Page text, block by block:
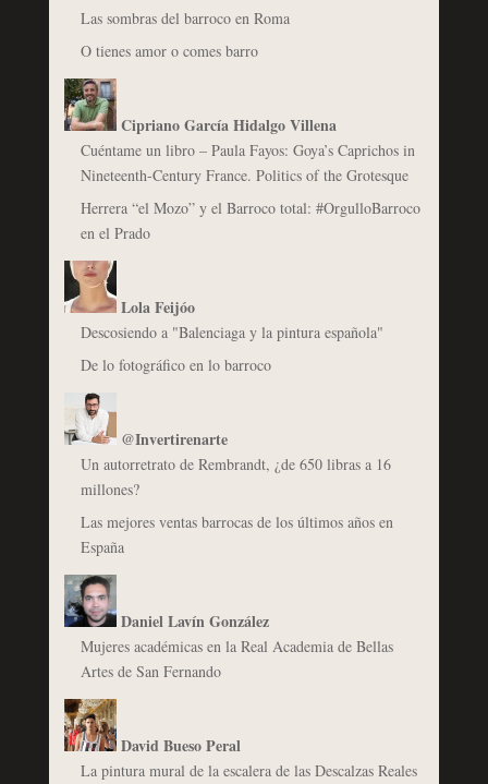
Las sombras del barroco en Roma
O tienes amor o comes barro
Cipriano García Hidalgo Villena
Cuéntame un libro – Paula Fayos: Goya’s Caprichos in
Nineteenth-Century France. Politics of the Grotesque
Herrera “el Mozo” y el Barroco total: #OrgulloBarroco
en el Prado
Lola Feijóo
Descosiendo a "Balenciaga y la pintura española"
De lo fotográfico en lo barroco
@Invertirenarte
Un autorretrato de Rembrandt, ¿de 650 libras a 16
millones?
Las mejores ventas barrocas de los últimos años en
España
Daniel Lavín González
Mujeres académicas en la Real Academia de Bellas
Artes de San Fernando
David Bueso Peral
La pintura mural de la escalera de las Descalzas Reales